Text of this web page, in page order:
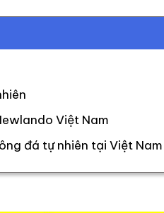
Việt Nam
đá tự nhiên tại Việt Nam